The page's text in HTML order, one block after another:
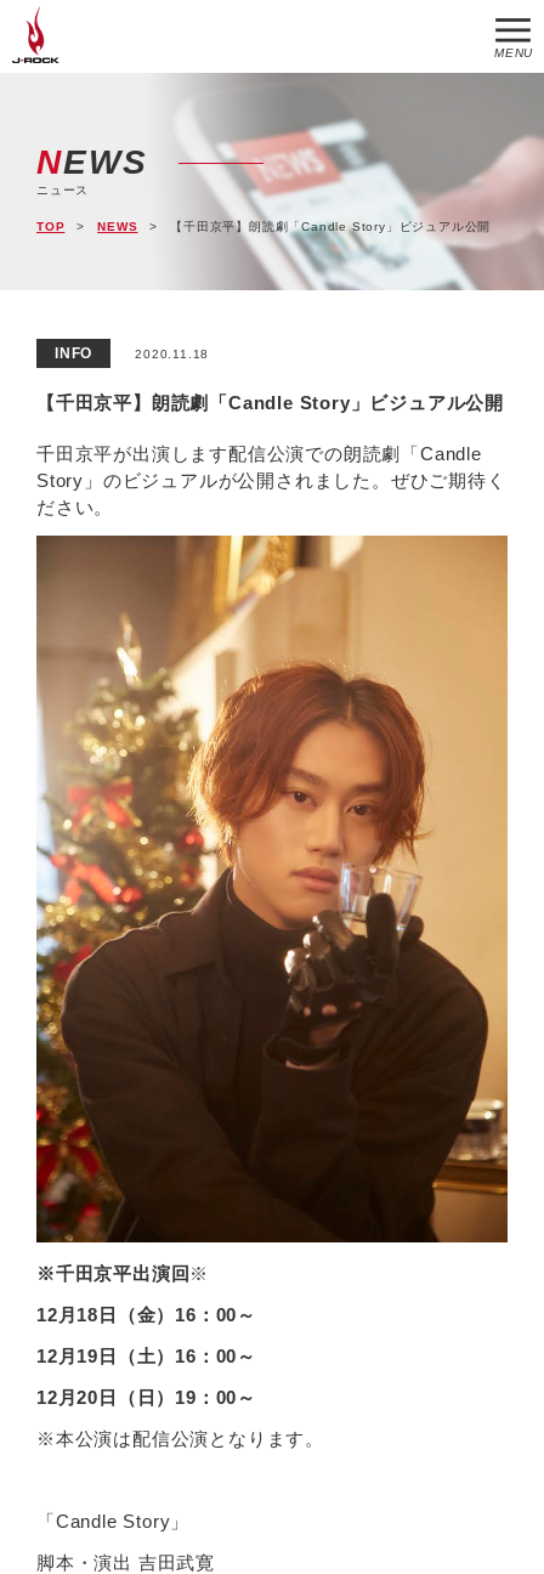
MENU
NEWS
ニュース
TOP NEWS 【千田京平】朗読劇「Candle Story」ビジュアル公開
INFO 2020.11.18
【千田京平】朗読劇「Candle Story」ビジュアル公開
千田京平が出演します配信公演での朗読劇「Candle
Story」のビジュアルが公開されました。ぜひご期待く
ださい。
※千田京平出演回 ※
12 月18日（金）16：00～
12 月19日（土）16：00～
12 月20日（日）19：00～
※本公演は配信公演となります。
「Candle Story」
脚本・演出 吉⽥武寛